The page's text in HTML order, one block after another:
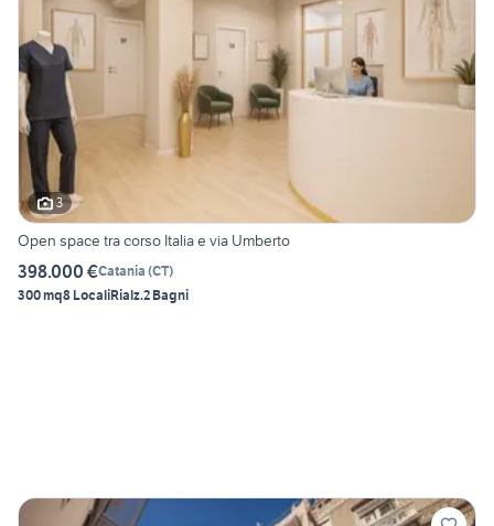
3
Open space tra corso Italia e via Umberto
398.000 €Catania (CT)
300 mq8 LocaliRialz.2 Bagni